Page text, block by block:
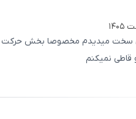
میدیدم مخصوصا بخش حرکت و
نمیکنم